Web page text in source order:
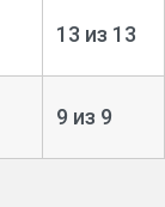
13 из 13
9 из 9